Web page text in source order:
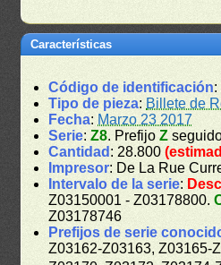
Características
Código de identificación:
Tipo de pieza: Billete de
Fecha: Marzo 23 2017
Serie:Z8. PrefijoZ
Cantidad : 28.800
Impresor: De La Rue
Intervalo de la serie:
Z03150001 - Z03178800.
Z03178746
Prefijos de serie
Z03162-Z03163, Z03165-